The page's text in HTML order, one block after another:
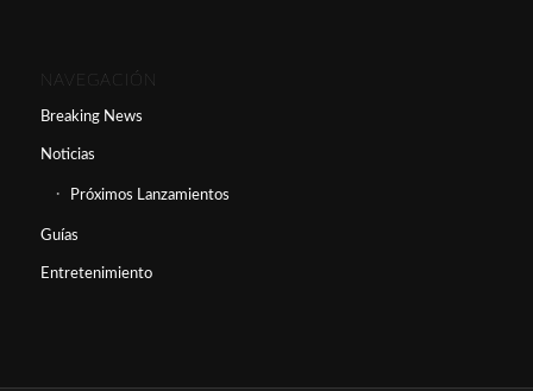
NAVEGACIÓN
Breaking News
Noticias
Próximos Lanzamientos
Guías
Entretenimiento